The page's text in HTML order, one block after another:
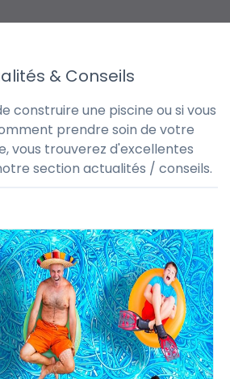
& Conseils
construire une piscine ou si vous
prendre soin de votre
vous trouverez d'excellentes
section actualités / conseils.